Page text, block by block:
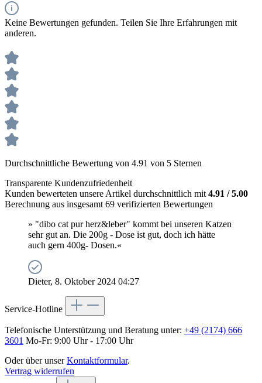
Keine Bewertungen gefunden. Teilen Sie Ihre Erfahrungen mit
anderen.
Durchschnittliche Bewertung von 4.91 von 5 Sternen
Transparente Kundenzufriedenheit
Kunden bewerteten unsere Artikel durchschnittlich mit 4.91 / 5.00
Berechnung aus insgesamt 69 verifizierten Bewertungen
» "dibo cat pur herz&leber" kommt bei unseren Katzen
sehr gut an. Die 200g - Dose ist gut, doch ich hätte
auch gern 400g- Dosen.«
Dieter, 8. Oktober 2024 04:27
Service-Hotline
Telefonische Unterstützung und Beratung unter: +49 (2174) 666
3601 Mo-Fr: 9:00 Uhr - 17:00 Uhr
Oder über unserKontaktformular.
Vertrag widerrufen